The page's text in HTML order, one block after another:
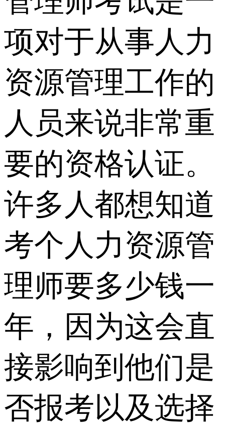
项对于从事人力
资源管理工作的
人员来说非常重
要的资格认证。
许多人都想知道
考个人力资源管
理师要多少钱一
年，因为这会直
接影响到他们是
否报考以及选择